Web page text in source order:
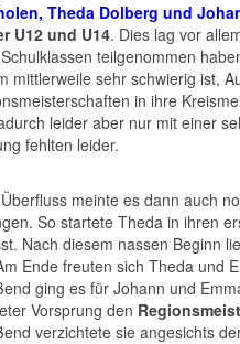
Theda Dolberg und
U12 und U14. Dies lag vor
teilgenommen
mittlerweile sehr schwierig ist,
in ihre
leider aber nur mit einer
fehlten leider.
meinte es dann auch
So startete Theda in ihren
Nach diesem nassen Beginn
Ende freuten sich Theda und
ging es für Johann und
Vorsprung den
verzichtete sie angesichts